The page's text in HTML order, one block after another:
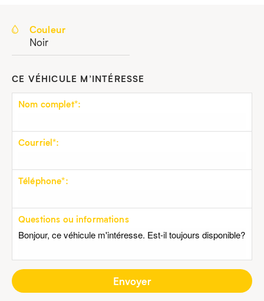
Couleur
Noir
CE VÉHICULE M’INTÉRESSE
Nom complet*:
Courriel*:
Téléphone*:
Questions ou informations